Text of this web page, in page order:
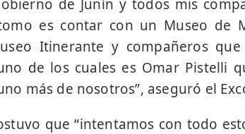
de Junín y todos mis
es contar con un Museo de
Itinerante y compañeros
de los cuales es Omar Pistelli
más de nosotros”, aseguró el
que “intentamos con todo